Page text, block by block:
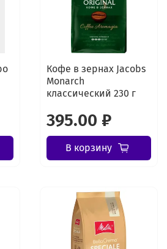
Кофе в зернах Jacobs
Monarch
классический 230 г
395.00 ₽
В корзину